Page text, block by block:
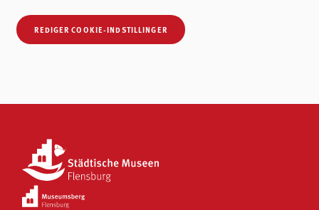
REDIGER COOKIE-INDSTILLINGER